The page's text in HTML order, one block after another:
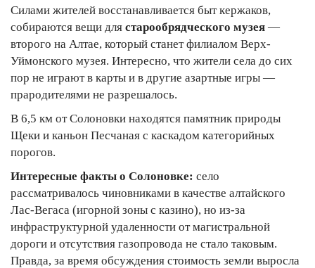
Силами жителей восстанавливается быт кержаков,
собираются вещи для старообрядческого музея —
второго на Алтае, который станет филиалом Верх-
Уймонского музея. Интересно, что жители села до сих
пор не играют в карты и в другие азартные игры —
прародителями не разрешалось.
В 6,5 км от Солоновки находятся памятник природы
Щеки и каньон Песчаная с каскадом категорийных
порогов.
Интересные факты о Солоновке: село
рассматривалось чиновниками в качестве алтайского
Лас-Вегаса (игорной зоны с казино), но из-за
инфраструктурной удаленности от магистральной
дороги и отсутствия газопровода не стало таковым.
Правда, за время обсуждения стоимость земли выросла